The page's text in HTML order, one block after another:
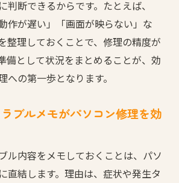
判断できるからです。たとえば、
作が遅い」「画面が映らない」な
整理しておくことで、修理の精度が
備として状況をまとめることが、効
への第一歩となります。
ブルメモがパソコン修理を効
ル内容をメモしておくことは、パソ
直結します。理由は、症状や発生タ